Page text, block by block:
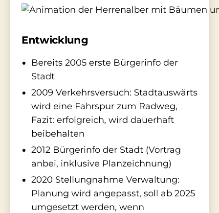
Entwicklung
Bereits 2005 erste Bürgerinfo der
Stadt
2009 Verkehrsversuch: Stadtauswärts
wird eine Fahrspur zum Radweg,
Fazit: erfolgreich, wird dauerhaft
beibehalten
2012 Bürgerinfo der Stadt (Vortrag
anbei, inklusive Planzeichnung)
2020 Stellungnahme Verwaltung:
Planung wird angepasst, soll ab 2025
umgesetzt werden, wenn